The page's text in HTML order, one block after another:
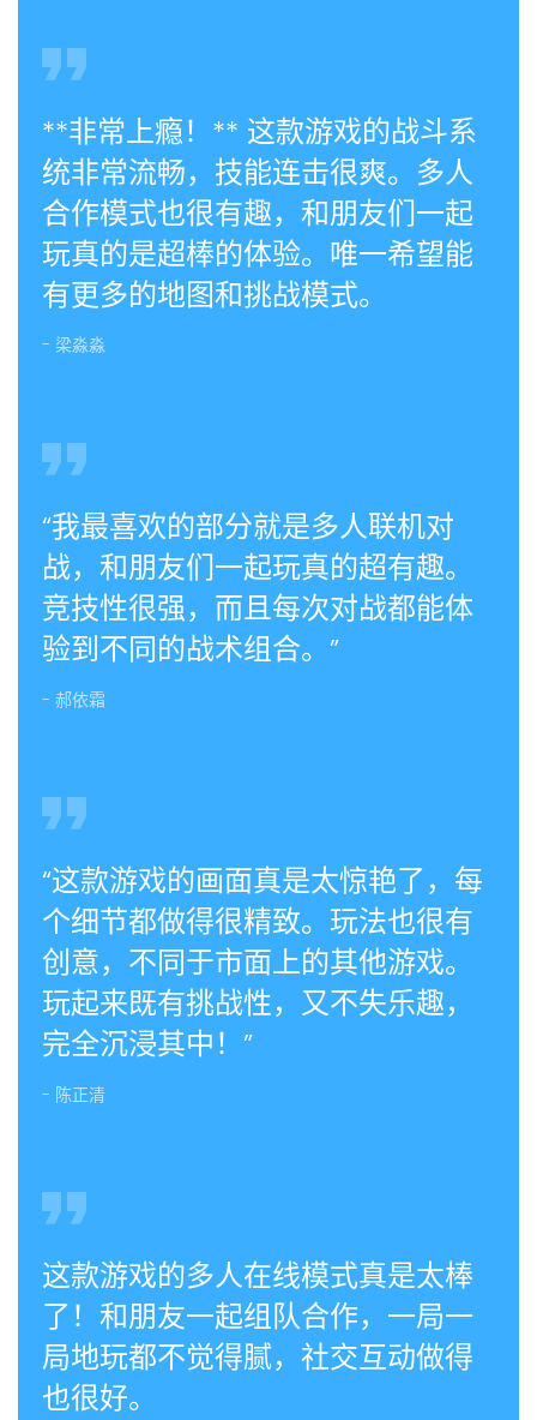
**非常上瘾！** 这款游戏的战斗系
统非常流畅，技能连击很爽。多人
合作模式也很有趣，和朋友们一起
玩真的是超棒的体验。唯一希望能
有更多的地图和挑战模式。
- 梁淼淼
“我最喜欢的部分就是多人联机对
战，和朋友们一起玩真的超有趣。
竞技性很强，而且每次对战都能体
验到不同的战术组合。”
- 郝依霜
“这款游戏的画面真是太惊艳了，每
个细节都做得很精致。玩法也很有
创意，不同于市面上的其他游戏。
玩起来既有挑战性，又不失乐趣，
完全沉浸其中！”
- 陈正清
这款游戏的多人在线模式真是太棒
了！和朋友一起组队合作，一局一
局地玩都不觉得腻，社交互动做得
也很好。